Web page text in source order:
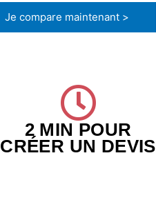
Je compare maintenant >
2 MIN POUR
CRÉER UN DEVIS